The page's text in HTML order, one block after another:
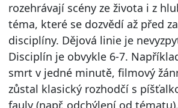
rozehrávají scény ze života i z
téma, které se dozvědí až před
disciplíny. Dějová linie je
Disciplín je obvykle 6-7.
smrt v jedné minutě, filmový
zůstal klasický rozhodčí s